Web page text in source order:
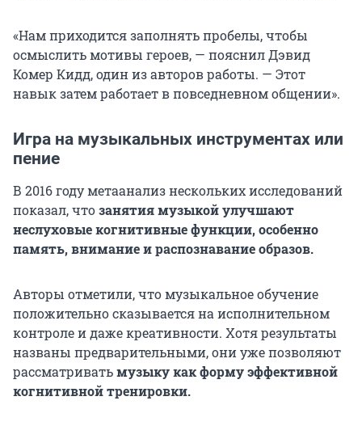
«Нам приходится заполнять пробелы, чтобы
осмыслить мотивы героев, — пояснил Дэвид
Комер Кидд, один из авторов работы. — Этот
навык затем работает в повседневном общении».
Игра на музыкальных инструментах или
пение
В 2016 году метаанализ нескольких исследований
показал, чтозанятия музыкой улучшают
неслуховые когнитивные функции, особенно
память, внимание и распознавание образов.
Авторы отметили, что музыкальное обучение
положительно сказывается на исполнительном
контроле и даже креативности. Хотя результаты
названы предварительными, они уже позволяют
рассматриватьмузыку как форму эффективной
когнитивной тренировки.